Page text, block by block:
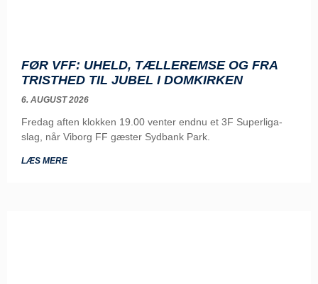
FØR VFF: UHELD, TÆLLEREMSE OG FRA
TRISTHED TIL JUBEL I DOMKIRKEN
6. AUGUST 2026
Fredag aften klokken 19.00 venter endnu et 3F Superliga-
slag, når Viborg FF gæster Sydbank Park.
LÆS MERE